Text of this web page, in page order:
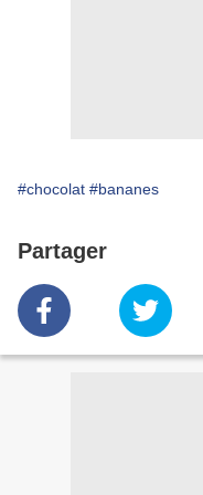
#chocolat #bananes
Partager